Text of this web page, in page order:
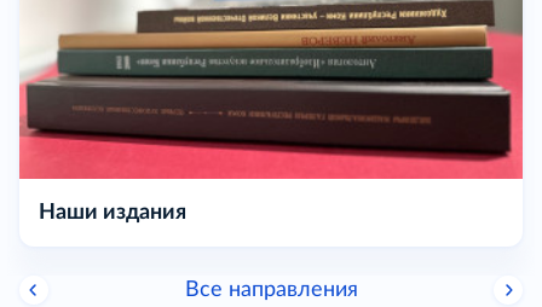
Наши издания
Все направления